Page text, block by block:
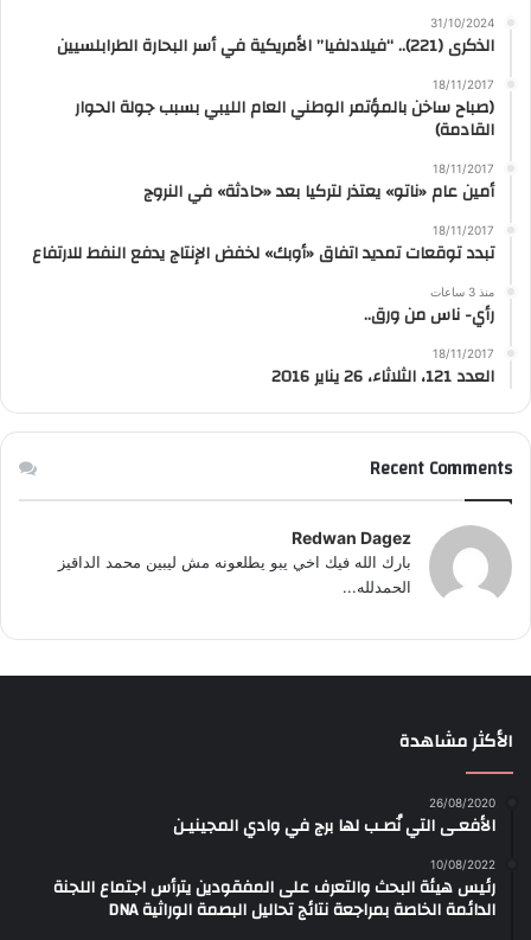
31/10/2024
الذكرى (221).. “فيلادلفيا” الأمريكية في أسر البحارة الطرابلسيين
18/11/2017
(صباح ساخن بالمؤتمر الوطني العام الليبي بسبب جولة الحوار
القادمة)
18/11/2017
أمين عام «ناتو» يعتذر لتركيا بعد «حادثة» في النروج
18/11/2017
تبدد توقعات تمديد اتفاق «أوبك» لخفض الإنتاج يدفع النفط للارتفاع
منذ 3 ساعات
رأي- ناس من ورق..
18/11/2017
العدد 121، الثلاثاء، 26 يناير 2016
Recent Comments
Redwan Dagez
بارك الله فيك اخي يبو يطلعونه مش ليبين محمد الداقيز
الحمدلله...
الأكثر مشاهدة
26/08/2020
الأفعـى التي نُصـب لها برج في وادي المجينيـن
10/08/2022
رئيس هيئة البحث والتعرف على المفقودين يترأس اجتماع اللجنة
الدائمة الخاصة بمراجعة نتائج تحاليل البصمة الوراثية DNA